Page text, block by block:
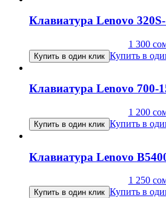
Клавиатура Lenovo
1 300
Купить в один клик Купить в
Клавиатура Lenovo 700-
1 200
Купить в один клик Купить в
Клавиатура Lenovo
1 250
Купить в один клик Купить в